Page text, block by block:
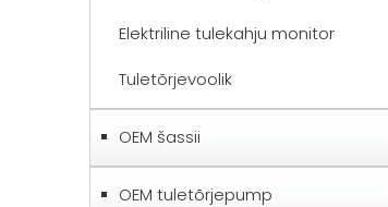
Elektriline tulekahju monitor
Tuletõrjevoolik
OEM šassii
OEM tuletõrjepump